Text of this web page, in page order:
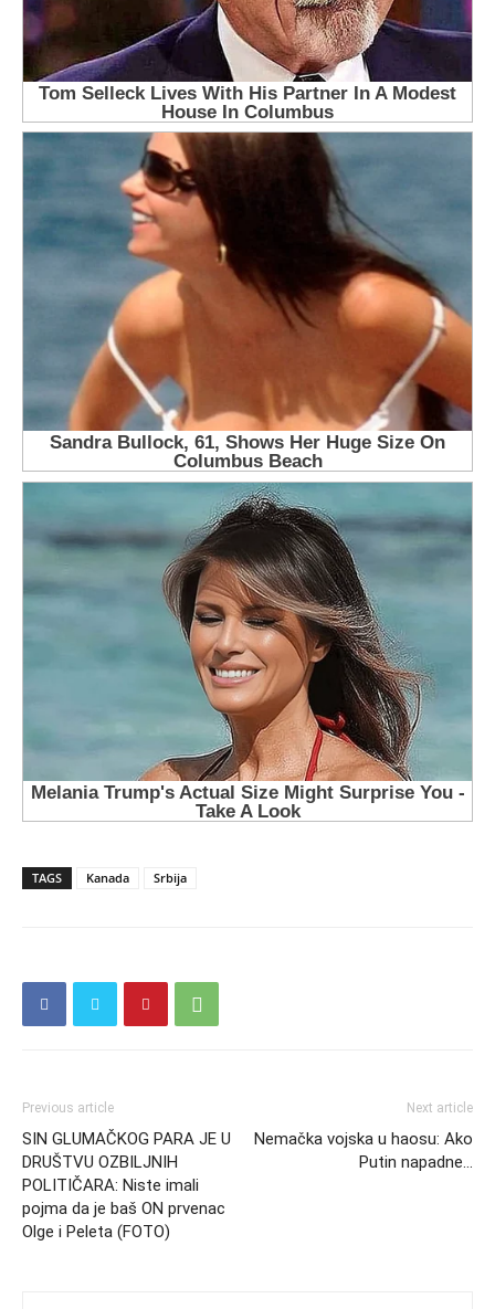
TAGS Kanada Srbija
Previous article
SIN GLUMAČKOG PARA JE U
DRUŠTVU OZBILJNIH
POLITIČARA: Niste imali
pojma da je baš ON prvenac
Olge i Peleta (FOTO)
Next article
Nemačka vojska u haosu: Ako
Putin napadne…